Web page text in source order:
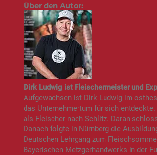
Über den Autor:
Dirk Ludwig ist Fleischermeister und
Aufgewachsen ist Dirk Ludwig im
das Unternehmertum für sich
als Fleischer nach Schlitz. Daran
Danach folgte in Nürnberg die
Deutschen Lehrgang zum
Bayerischen Metzgerhandwerks in der